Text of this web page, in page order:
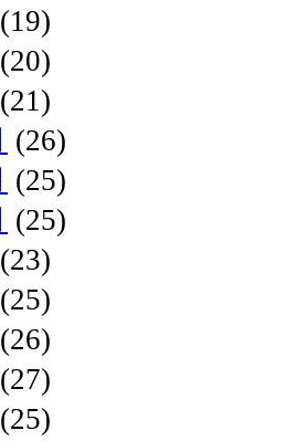
(19)
(20)
(21)
(26)
(25)
(25)
(23)
(25)
(26)
(27)
(25)